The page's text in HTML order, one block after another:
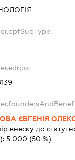
ЄВГЕНІЯ
внеску до
5 000 (50 %)